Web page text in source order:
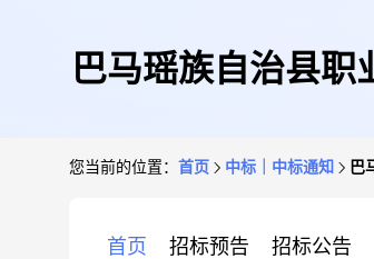
巴马瑶族自治县职
您当前的位置： 首页 中标｜中标通知 巴
首页 招标预告 招标公告